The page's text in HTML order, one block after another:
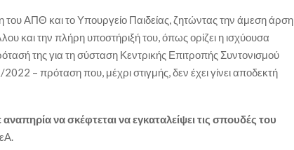
του ΑΠΘ και το Υπουργείο Παιδείας, ζητώντας την άμεση άρση
και την πλήρη υποστήριξή του, όπως ορίζει η ισχύουσα
της για τη σύσταση Κεντρικής Επιτροπής Συντονισμού
– πρόταση που, μέχρι στιγμής, δεν έχει γίνει αποδεκτή
να σκέφτεται να εγκαταλείψει τις σπουδές του